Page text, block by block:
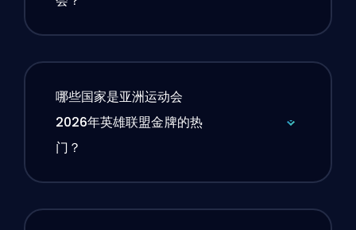
哪些国家是亚洲运动会
2026年英雄联盟金牌的热
门？